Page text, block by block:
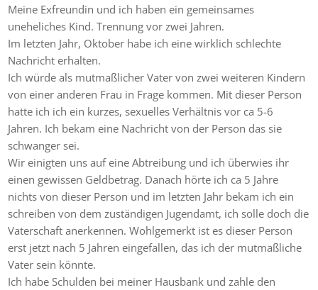
Meine Exfreundin und ich haben ein gemeinsames
uneheliches Kind. Trennung vor zwei Jahren.
Im letzten Jahr, Oktober habe ich eine wirklich schlechte
Nachricht erhalten.
Ich würde als mutmaßlicher Vater von zwei weiteren Kindern
von einer anderen Frau in Frage kommen. Mit dieser Person
hatte ich ich ein kurzes, sexuelles Verhältnis vor ca 5-6
Jahren. Ich bekam eine Nachricht von der Person das sie
schwanger sei.
Wir einigten uns auf eine Abtreibung und ich überwies ihr
einen gewissen Geldbetrag. Danach hörte ich ca 5 Jahre
nichts von dieser Person und im letzten Jahr bekam ich ein
schreiben von dem zuständigen Jugendamt, ich solle doch die
Vaterschaft anerkennen. Wohlgemerkt ist es dieser Person
erst jetzt nach 5 Jahren eingefallen, das ich der mutmaßliche
Vater sein könnte.
Ich habe Schulden bei meiner Hausbank und zahle den